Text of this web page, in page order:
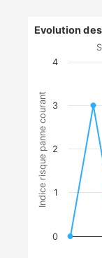
Indice risque panne courant
Evolution
0
1
2
3
4